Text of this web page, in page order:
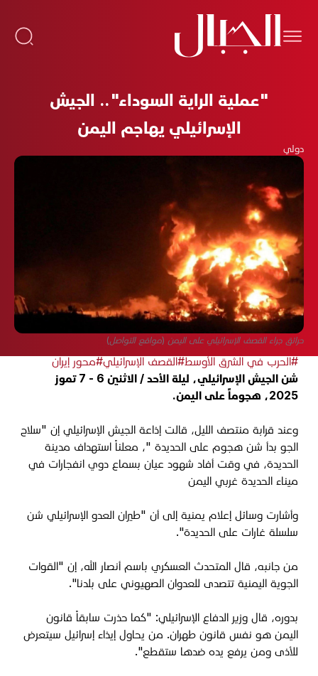
"عملية الراية السوداء".. الجيش
الإسرائيلي يهاجم اليمن
دولي
حرائق جراء القصف الإسرائيلي على اليمن (مواقع التواصل)
#الحرب في الشرق الأوسط#القصف الإسرائيلي#محور إيران
شن الجيش الإسرائيلي، ليلة الأحد / الاثنين 6 - 7 تموز
2025، هجوماً على اليمن.
وعند قرابة منتصف الليل، قالت إذاعة الجيش الإسرائيلي إن "سلاح
الجو بدأ شن هجوم على الحديدة "، معلناً استهداف مدينة
الحديدة، في وقت أفاد شهود عيان بسماع دوي انفجارات في
ميناء الحديدة غربي اليمن
وأشارت وسائل إعلام يمنية إلى أن "طيران العدو الإسرائيلي شن
سلسلة غارات على الحديدة".
من جانبه، قال المتحدث العسكري باسم أنصار الله، إن "القوات
الجوية اليمنية تتصدى للعدوان الصهيوني على بلدنا".
بدوره، قال وزير الدفاع الإسرائيلي: "كما حذرت سابقاً قانون
اليمن هو نفس قانون طهران. من يحاول إيذاء إسرائيل سيتعرض
للأذى ومن يرفع يده ضدها ستقطع".